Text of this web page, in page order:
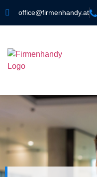
office@firmenhandy.at